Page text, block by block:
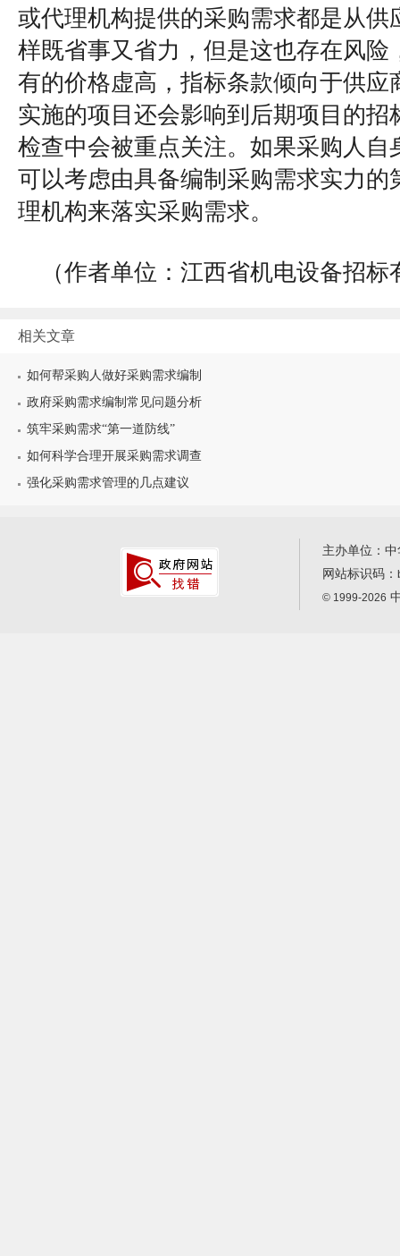
或代理机构提供的采购需求都是从供
样既省事又省力，但是这也存在风险
有的价格虚高，指标条款倾向于供应
实施的项目还会影响到后期项目的招
检查中会被重点关注。如果采购人自
可以考虑由具备编制采购需求实力的
理机构来落实采购需求。
（作者单位：江西省机电设备招标
相关文章
如何帮采购人做好采购需求编制
政府采购需求编制常见问题分析
筑牢采购需求“第一道防线”
如何科学合理开展采购需求调查
强化采购需求管理的几点建议
主办单位：
网站标识码：
© 1999-2026